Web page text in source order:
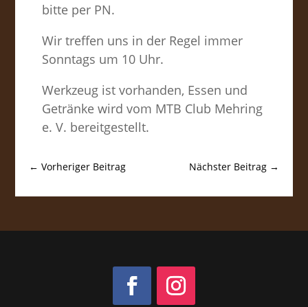
bitte per PN.
Wir treffen uns in der Regel immer
Sonntags um 10 Uhr.
Werkzeug ist vorhanden, Essen und
Getränke wird vom MTB Club Mehring
e. V. bereitgestellt.
←Vorheriger Beitrag Nächster Beitrag→